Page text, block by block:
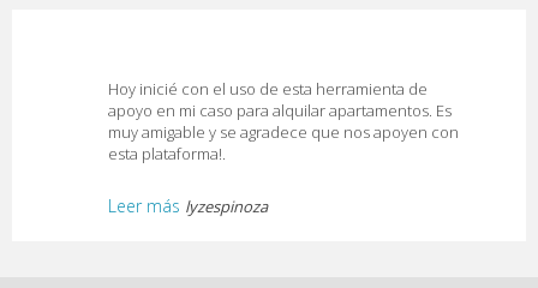
Hoy inicié con el uso de esta herramienta de
apoyo en mi caso para alquilar apartamentos. Es
muy amigable y se agradece que nos apoyen con
esta plataforma!.
Leer más lyzespinoza